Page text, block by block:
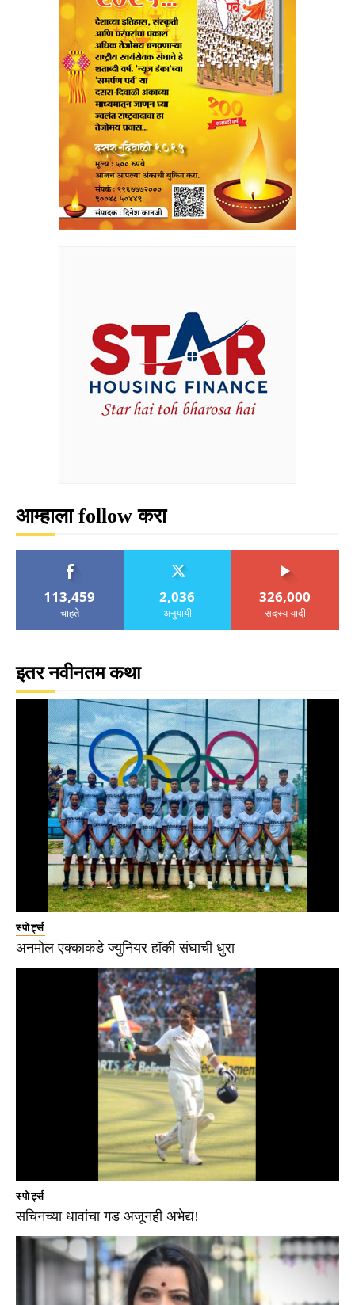
आम्हाला follow करा
113,459
चाहते
2,036
अनुयायी
326,000
सदस्य यादी
इतर नवीनतम कथा
स्पोर्ट्स
अनमोल एक्काकडे ज्युनियर हॉकी संघाची धुरा
स्पोर्ट्स
सचिनच्या धावांचा गड अजूनही अभेद्य!